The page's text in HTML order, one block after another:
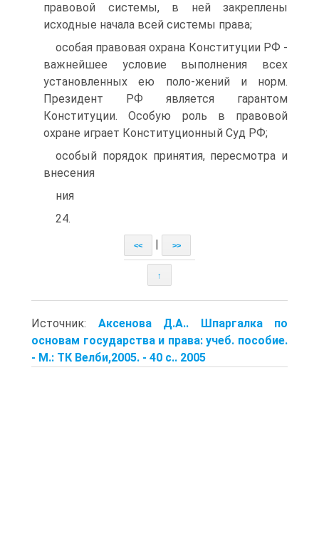
правовой системы, в ней закреплены
исходные начала всей системы права;
особая правовая охрана Конституции РФ -
важнейшее условие выполнения всех
установленных ею поло-жений и норм.
Президент РФ является гарантом
Конституции. Особую роль в правовой
охране играет Конституционный Суд РФ;
особый порядок принятия, пересмотра и
внесения
ния
24.
<< >>
↑
Источник: Аксенова Д.А.. Шпаргалка по
основам государства и права: учеб. пособие.
- М.: ТК Велби,2005. - 40 с.. 2005